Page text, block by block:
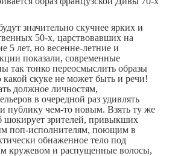
значительно скучнее ярких и
50-х, царствовавших на
5 лет, но весенне-летние и
показали, современные
так тонко переосмыслить образы
скуке не может быть и речи!
должное личностям,
в очередной раз удивлять
публику чем-то новым. Взять ту же
шокирует зрителей, привыкших
поп-исполнителям, поющим в
обнаженное тело под
кружевом и распущенные волосы,